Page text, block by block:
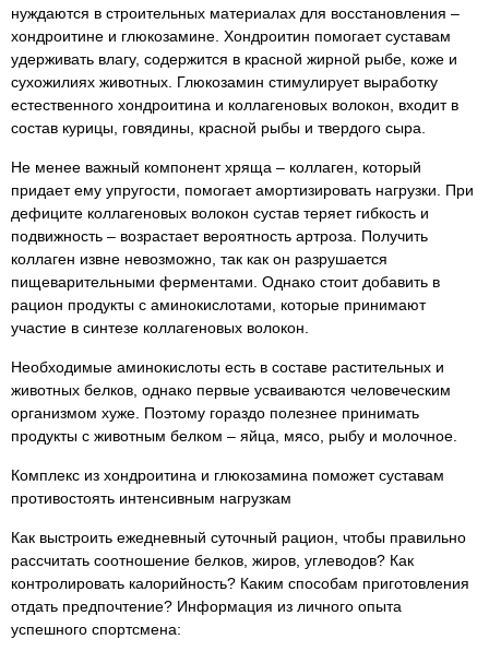
нуждаются в строительных материалах для восстановления –
хондроитине и глюкозамине. Хондроитин помогает суставам
удерживать влагу, содержится в красной жирной рыбе, коже и
сухожилиях животных. Глюкозамин стимулирует выработку
естественного хондроитина и коллагеновых волокон, входит в
состав курицы, говядины, красной рыбы и твердого сыра.
Не менее важный компонент хряща – коллаген, который
придает ему упругости, помогает амортизировать нагрузки. При
дефиците коллагеновых волокон сустав теряет гибкость и
подвижность – возрастает вероятность артроза. Получить
коллаген извне невозможно, так как он разрушается
пищеварительными ферментами. Однако стоит добавить в
рацион продукты с аминокислотами, которые принимают
участие в синтезе коллагеновых волокон.
Необходимые аминокислоты есть в составе растительных и
животных белков, однако первые усваиваются человеческим
организмом хуже. Поэтому гораздо полезнее принимать
продукты с животным белком – яйца, мясо, рыбу и молочное.
Комплекс из хондроитина и глюкозамина поможет суставам
противостоять интенсивным нагрузкам
Как выстроить ежедневный суточный рацион, чтобы правильно
рассчитать соотношение белков, жиров, углеводов? Как
контролировать калорийность? Каким способам приготовления
отдать предпочтение? Информация из личного опыта
успешного спортсмена: